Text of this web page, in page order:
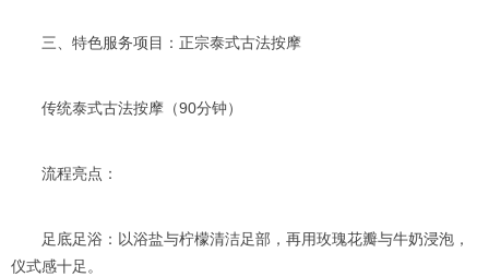
三、特色服务项目：正宗泰式古法按摩
传统泰式古法按摩（90分钟）
流程亮点：
足底足浴：以浴盐与柠檬清洁足部，再用玫瑰花瓣与牛奶浸泡，
仪式感十足。